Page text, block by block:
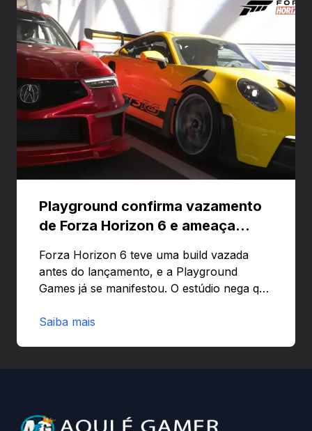
Playground confirma vazamento
de Forza Horizon 6 e ameaça
Forza Horizon 6 teve uma build vazada
antes do lançamento, e a Playground
Games já se manifestou. O estúdio nega que
preload e avisa que quem usar versões não
da Playground: negação do preload,
Saiba mais